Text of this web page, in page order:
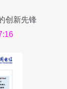
创新先锋